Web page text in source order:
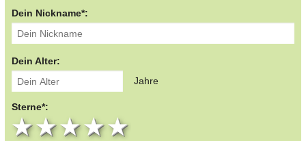
Dein Nickname*:
Dein Alter:
Jahre
Sterne*:
4 stars
3 stars
2 stars
1 star